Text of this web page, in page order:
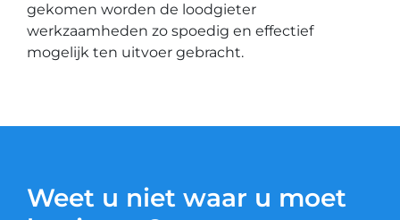
gekomen worden de loodgieter
werkzaamheden zo spoedig en effectief
mogelijk ten uitvoer gebracht.
Weet u niet waar u moet